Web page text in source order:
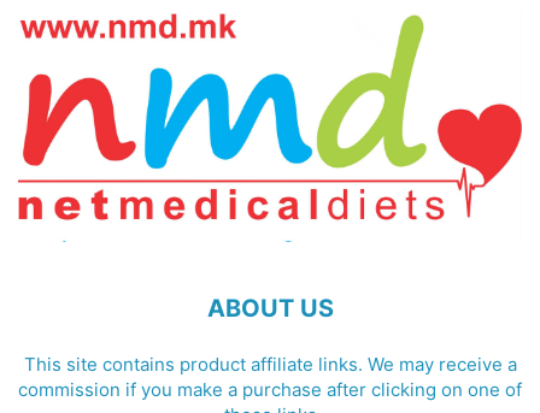
ABOUT US
This site contains product affiliate links. We may receive a
commission if you make a purchase after clicking on one of